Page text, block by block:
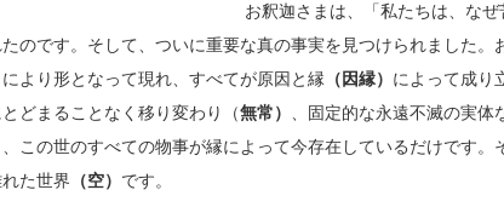
まの悟り お釈迦さまは、「私たちは、な
のです。そして、ついに重要な真の事実を見つけられました
より形となって現れ、すべてが原因と縁 （因縁） によって成り
どまることなく移り変わり（無常） 、固定的な永遠不滅の実
この世のすべての物事が縁によって今存在しているだけです
た世界 （空） です。